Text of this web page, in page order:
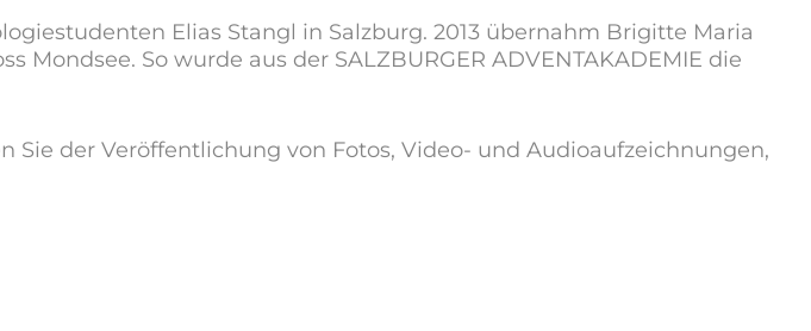
Elias Stangl in Salzburg. 2013 übernahm Brigitte Maria
So wurde aus der SALZBURGER ADVENTAKADEMIE die
der Veröffentlichung von Fotos, Video- und Audioaufzeichnungen,